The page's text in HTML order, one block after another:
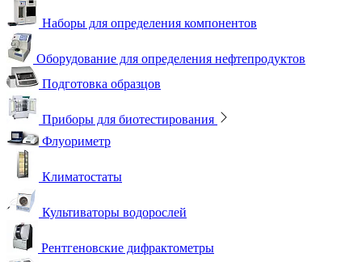
Наборы для определения компонентов
Оборудование для определения нефтепродуктов
Подготовка образцов
Приборы для биотестирования
Флуориметр
Климатостаты
Культиваторы водорослей
Рентгеновские дифрактометры